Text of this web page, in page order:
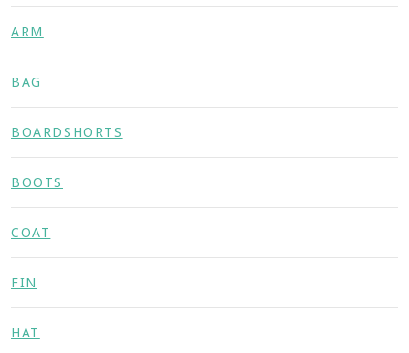
ARM
BAG
BOARDSHORTS
BOOTS
COAT
FIN
HAT